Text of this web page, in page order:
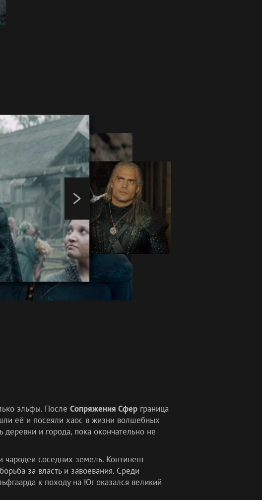
эльфы. После Сопряжения Сферграница
её и посеяли хаос в жизни волшебных
деревни и города, пока окончательно не
соседних земель. Континент
за власть и завоевания. Среди
к походу на Юг оказался великий